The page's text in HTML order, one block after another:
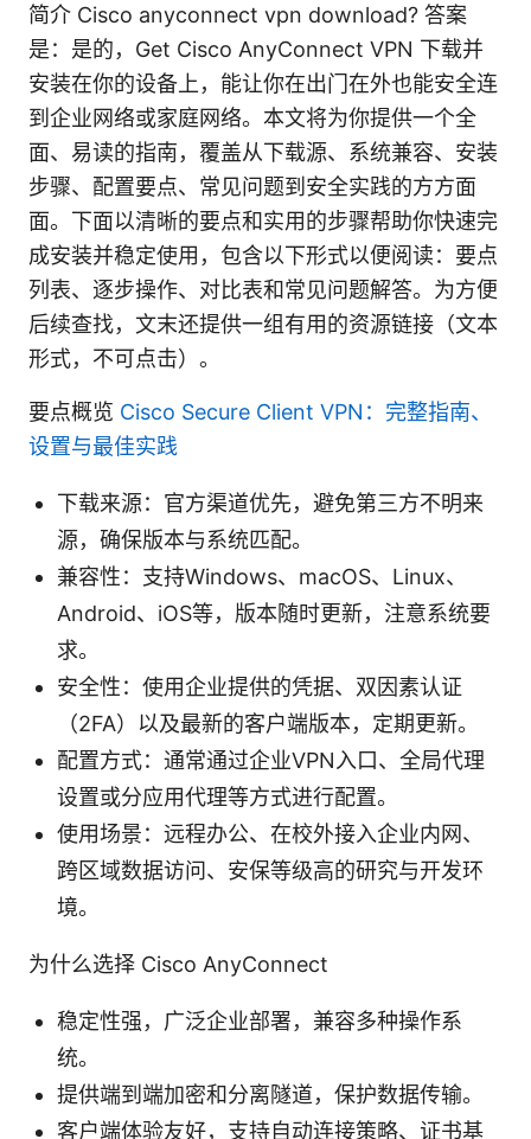
简介 Cisco anyconnect vpn download? 答案
是：是的，Get Cisco AnyConnect VPN 下载并
安装在你的设备上，能让你在出门在外也能安全连
到企业网络或家庭网络。本文将为你提供一个全
面、易读的指南，覆盖从下载源、系统兼容、安装
步骤、配置要点、常见问题到安全实践的方方面
面。下面以清晰的要点和实用的步骤帮助你快速完
成安装并稳定使用，包含以下形式以便阅读：要点
列表、逐步操作、对比表和常见问题解答。为方便
后续查找，文末还提供一组有用的资源链接（文本
形式，不可点击）。
要点概览 Cisco Secure Client VPN：完整指南、
设置与最佳实践
下载来源：官方渠道优先，避免第三方不明来
源，确保版本与系统匹配。
兼容性：支持Windows、macOS、Linux、
Android、iOS等，版本随时更新，注意系统要
求。
安全性：使用企业提供的凭据、双因素认证
（2FA）以及最新的客户端版本，定期更新。
配置方式：通常通过企业VPN入口、全局代理
设置或分应用代理等方式进行配置。
使用场景：远程办公、在校外接入企业内网、
跨区域数据访问、安保等级高的研究与开发环
境。
为什么选择 Cisco AnyConnect
稳定性强，广泛企业部署，兼容多种操作系
统。
提供端到端加密和分离隧道，保护数据传输。
客户端体验友好，支持自动连接策略、证书基